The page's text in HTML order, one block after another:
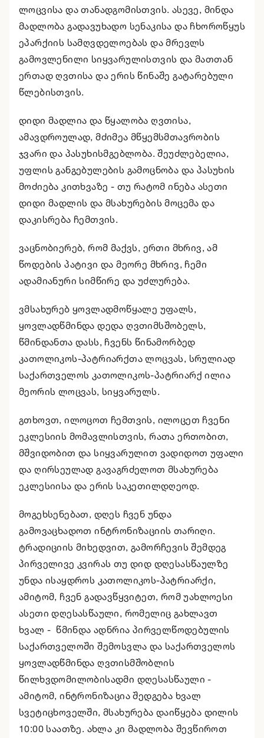
ლოცვისა და თანადგომისთვის. ასევე, მინდა
მადლობა გადავუხადო სენაკისა და ჩხოროწყუს
ეპარქიის სამღვდელოებას და მრევლს
გამოვლენილი სიყვარულისთვის და მათთან
ერთად ღვთისა და ერის წინაშე გატარებული
წლებისთვის.
დიდი მადლია და წყალობა ღვთისა,
ამავდროულად, მძიმეა მწყემსმთავრობის
ჯვარი და პასუხისმგებლობა. შეუძლებელია,
უფლის განგებულების გამოცნობა და პასუხის
მოძიება კითხვაზე - თუ რატომ ინება ასეთი
დიდი მადლის და მსახურების მოცემა და
დაკისრება ჩემთვის.
ვაცნობიერებ, რომ მაქვს, ერთი მხრივ, ამ
წოდების პატივი და მეორე მხრივ, ჩემი
ადამიანური სიმწირე და უძლურება.
ვმსახურებ ყოვლადმოწყალე უფალს,
ყოვლადწმინდა დედა ღვთიმსშობელს,
წმინდანთა დასს, ჩვენს წინამორბედ
კათოლიკოს-პატრიარქთა ლოცვას, სრულიად
საქართველოს კათოლიკოს-პატრიარქ ილია
მეორის ლოცვას, სიყვარულს.
გთხოვთ, ილოცოთ ჩემთვის, ილოცეთ ჩვენი
ეკლესიის მომავლისთვის, რათა ერთობით,
მშვიდობით და სიყვარულით ვადიდოთ უფალი
და ღირსეულად გავაგრძელოთ მსახურება
ეკლესიისა და ერის საკეთილდღეოდ.
მოგეხსენებათ, დღეს ჩვენ უნდა
გამოვაცხადოთ ინტრონიზაციის თარიღი.
ტრადიციის მიხედვით, გამორჩევის შემდეგ
პირველივე კვირას თუ დიდ დღესასწაულზე
უნდა ისაყდროს კათოლიკოს-პატრიარქი,
ამიტომ, ჩვენ გადავწყვიტეთ, რომ უახლოესი
ასეთი დღესასწაული, რომელიც გახლავთ
ხვალ - წმინდა ადნრია პირველწოდებულის
საქართველოში შემოსვლა და საქართველოს
ყოვლადწმინდა ღვთისმშობლის
წილხვდომილობისადმი დღესასწაული -
ამიტომ, ინტრონიზაცია შედგება ხვალ
სვეტიცხოველში, მსახურება დაიწყება დილის
10:00 საათზე. ახლა კი მადლობა შევწიროთ